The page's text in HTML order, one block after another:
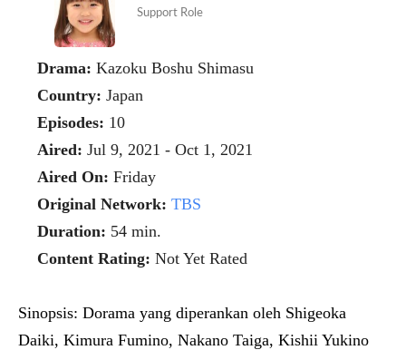
Support Role
Drama: Kazoku Boshu Shimasu
Country: Japan
Episodes: 10
Aired: Jul 9, 2021 - Oct 1, 2021
Aired On: Friday
Original Network: TBS
Duration: 54 min.
Content Rating: Not Yet Rated
Sinopsis: Dorama yang diperankan oleh Shigeoka
Daiki, Kimura Fumino, Nakano Taiga, Kishii Yukino